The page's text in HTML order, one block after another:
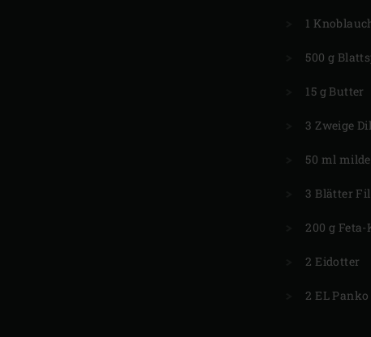
1
500 g
15 g Butter
3 Zweige
50 ml
3 Blätter
200 g Feta-
2 Eidotter
2 EL Panko